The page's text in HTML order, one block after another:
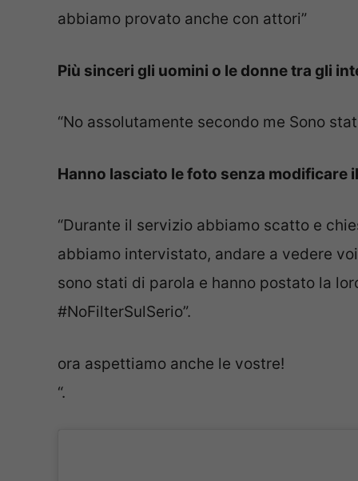
abbiamo provato anche con attori”
Più sinceri gli uomini o le donne tra gli
“No assolutamente secondo me Sono
Hanno lasciato le foto senza modificare
“Durante il servizio abbiamo scatto e
abbiamo intervistato, andare a vedere
sono stati di parola e hanno postato la
#NoFilterSulSerio”.
ora aspettiamo anche le vostre!
“.